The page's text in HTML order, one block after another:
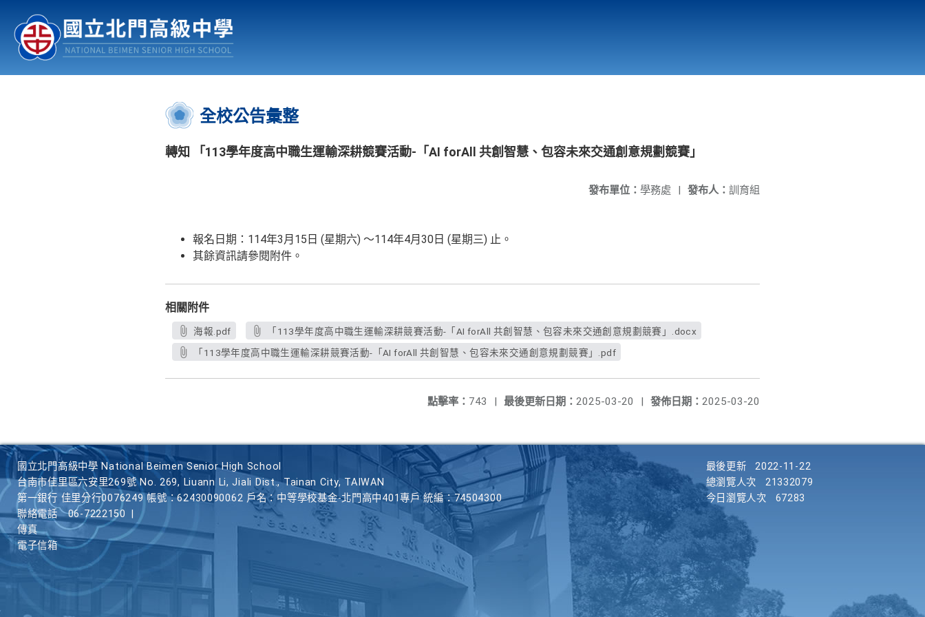
認識北中 行事曆
:::
全校公告彙整
轉知 「113學年度高中職生運輸深耕競賽活動-「AI forAll 共創智慧、包容未來交通創意規劃競賽」
發布人： 訓育組
發布單位： 學務處 |
報名日期 ： 114年3月 15 日 (星期六) ～114年4月 30 日 (星期三) 止 。
其餘資訊請參閱附件。
相關附件
海報.pdf
「113學年度高中職生運輸深耕競賽活動-「AI forAll 共創智慧、包容未來交通創意規劃競賽」.docx
「113學年度高中職生運輸深耕競賽活動-「AI forAll 共創智慧、包容未來交通創意規劃競賽」.pdf
發佈日期： 2025-03-20
最後更新日期： 2025-03-20 |
點擊率： 743 |
國立北門高級中學 National Beimen Senior High School
台南市佳里區六安里269號 No. 269, Liuann Li, Jiali Dist., Tainan City, TAIWAN
第一銀行 佳里分行0076249 帳號：62430090062 戶名：中等學校基金-北門高中401專戶 統編：74504300
聯絡電話
06-7222150
傳真
電子信箱
最後更新
2022-11-22
總瀏覽人次
21332079
今日瀏覽人次
67283